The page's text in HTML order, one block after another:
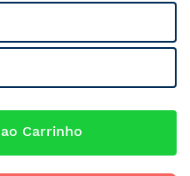
Carrinho